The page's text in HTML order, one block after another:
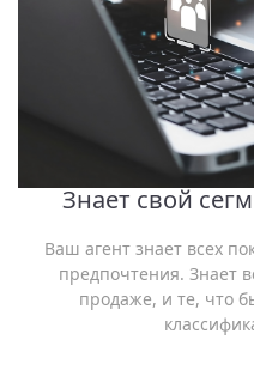
Знает свой
Ваш агент знает всех
предпочтения. Знает
продаже, и те, что